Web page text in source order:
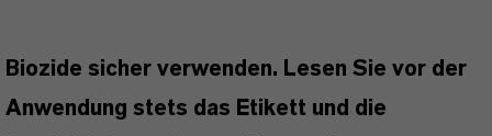
Biozide sicher verwenden. Lesen Sie vor der
Anwendung stets das Etikett und die